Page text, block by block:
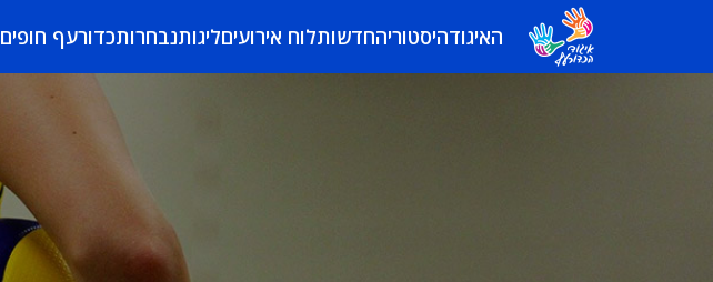
האיגודהיסטוריהחדשותלוח אירועיםליגותנבחרותכדורעף חופים